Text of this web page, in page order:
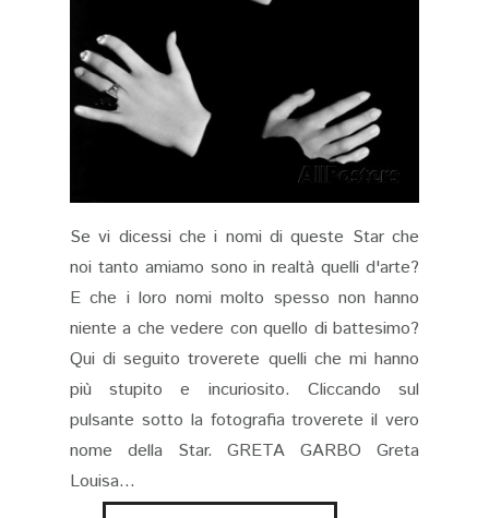
Se vi dicessi che i nomi di queste Star che
noi tanto amiamo sono in realtà quelli d'arte?
E che i loro nomi molto spesso non hanno
niente a che vedere con quello di battesimo?
Qui di seguito troverete quelli che mi hanno
più stupito e incuriosito. Cliccando sul
pulsante sotto la fotografia troverete il vero
nome della Star. GRETA GARBO Greta
Louisa...